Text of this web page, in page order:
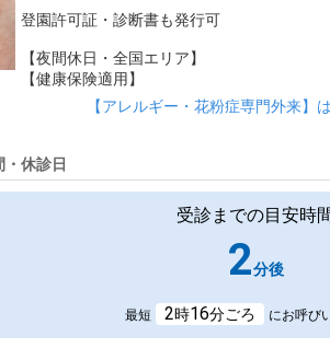
登園許可証・診断書も発行可
【夜間休日・全国エリア】
【健康保険適用】
【アレルギー・花粉症専門外来】
休診日
受診までの目安時
2分後
最短 2時16分ごろ にお呼び